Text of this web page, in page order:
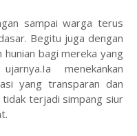
sampai warga terus
Begitu juga dengan
bagi mereka yang
menekankan
yang transparan dan
terjadi simpang siur